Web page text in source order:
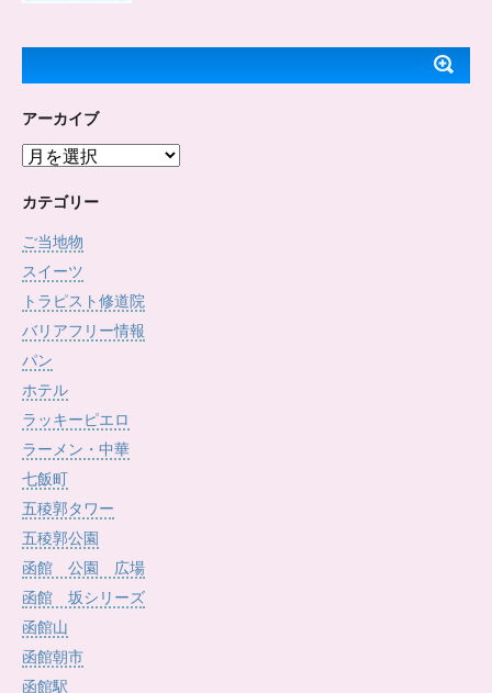
アーカイブ
ア
カ
ブ
カテゴリー
ご当地物
スイーツ
トラピスト修道院
バリアフリー情報
パン
ホテル
ラッキーピエロ
ラーメン・中華
七飯町
五稜郭タワー
五稜郭公園
函館 公園 広場
函館 坂シリーズ
函館山
函館朝市
函館駅